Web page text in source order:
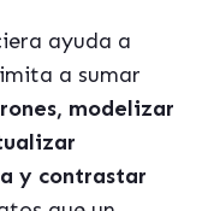
ayuda a
a sumar
modelizar
y contrastar